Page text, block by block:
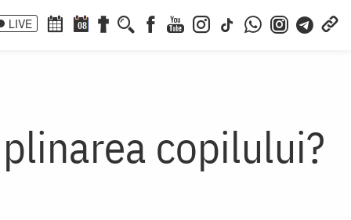
LIVE 08
copilului?